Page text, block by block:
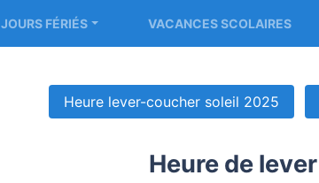
JOURS FÉRIÉS VACANCES SCOLAIRES
Heure lever-coucher soleil 2025
Heure de